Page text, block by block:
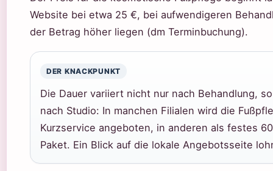
Website bei etwa 25 €, bei aufwendigeren
der Betrag höher liegen (dm Terminbuchung).
DER KNACKPUNKT
Die Dauer variiert nicht nur nach Behandlung,
nach Studio: In manchen Filialen wird die
Kurzservice angeboten, in anderen als festes
Paket. Ein Blick auf die lokale Angebotsseite